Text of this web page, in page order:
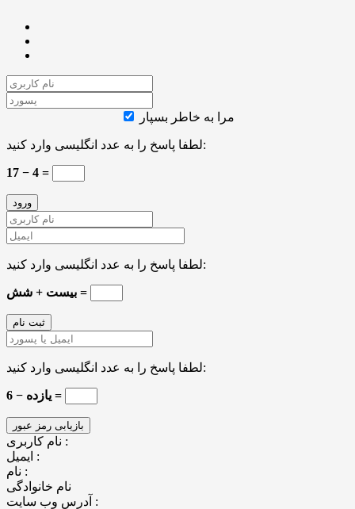
مرا به خاطر بسپار
لطفا پاسخ را به عدد انگلیسی وارد کنید:
17 − 4 =
لطفا پاسخ را به عدد انگلیسی وارد کنید:
بیست + شش =
لطفا پاسخ را به عدد انگلیسی وارد کنید:
یازده − 6 =
نام کاربری :
ایمیل :
نام :
نام خانوادگی
آدرس وب سایت :